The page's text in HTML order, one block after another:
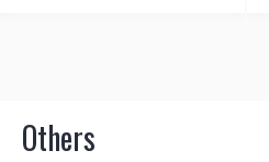
Others